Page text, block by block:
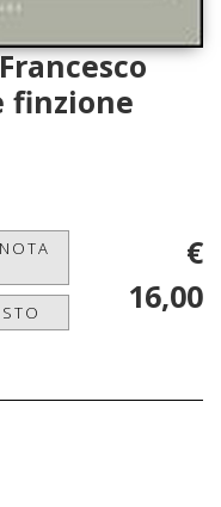
finzione
€
16,00